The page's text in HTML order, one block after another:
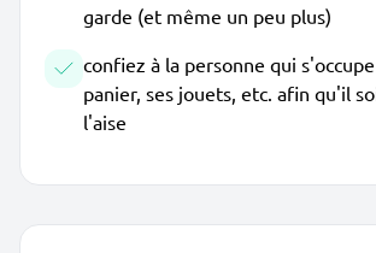
garde (et même un peu plus)
confiez à la personne qui
panier, ses jouets, etc. afin qu'il
l'aise